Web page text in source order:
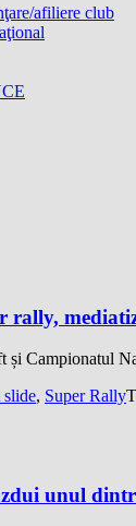
afiliere club
rally,
Campionatul
slide, Super Rally
unul